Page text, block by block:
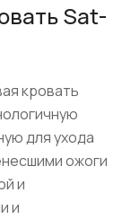
Sat-
кровать
для ухода
ожоги
и
и